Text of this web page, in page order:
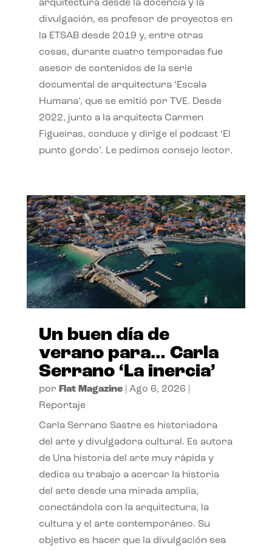
arquitectura desde la docencia y la
divulgación, es profesor de proyectos en
la ETSAB desde 2019 y, entre otras
cosas, durante cuatro temporadas fue
asesor de contenidos de la serie
documental de arquitectura ‘Escala
Humana’, que se emitió por TVE. Desde
2022, junto a la arquitecta Carmen
Figueiras, conduce y dirige el podcast ‘El
punto gordo’. Le pedimos consejo lector.
Un buen día de
verano para… Carla
Serrano ‘La inercia’
por Flat Magazine| Ago 6, 2026
Reportaje
Carla Serrano Sastre es historiadora
del arte y divulgadora cultural. Es autora
de Una historia del arte muy rápida y
dedica su trabajo a acercar la historia
del arte desde una mirada amplia,
conectándola con la arquitectura, la
cultura y el arte contemporáneo. Su
objetivo es hacer que la divulgación sea